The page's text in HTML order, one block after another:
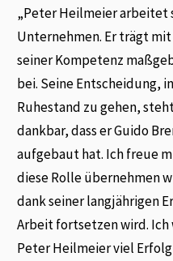
„Peter Heilmeier arbeitet
Unternehmen. Er trägt
seiner Kompetenz
bei. Seine Entscheidung,
Ruhestand zu gehen,
dankbar, dass er Guido
aufgebaut hat. Ich freue
diese Rolle übernehmen
dank seiner langjährigen
Arbeit fortsetzen wird. Ich
Peter Heilmeier viel